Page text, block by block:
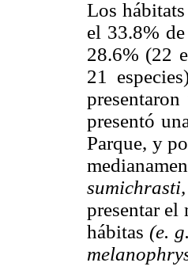
Los
el 33.8%
28.6% (22
21
presentó
Parque, y
presentar el
hábitas (e.